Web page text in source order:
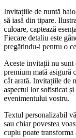
Invitațiile de nuntă
să iasă din tipare.
culoare, captează
Fiecare detaliu este
pregătindu-i pentru o
Aceste invitații nu sunt
premium mată asigură
cât arată. Invitațiile de
aspectul lor sofisticat
evenimentului vostru.
Textul personalizabil
sau chiar povestea
cuplu poate